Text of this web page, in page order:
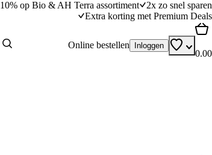
10% op Bio & AH Terra assortiment
2x zo snel sparen
Extra korting met Premium Deals
Online bestellen Inloggen
0.00